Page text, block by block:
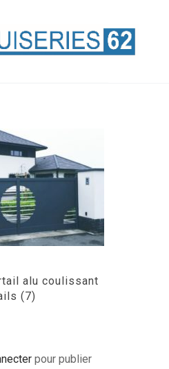
alu coulissant
(7)
pour publier